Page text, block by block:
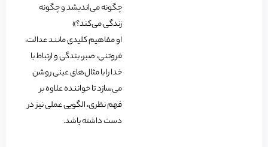
چگونه می‌اندیشد و چگونه
زندگی می‌کند؟»
او مفاهیم کلیدی مانند عدالت،
فروتنی، صبر، بندگی و ارتباط با
خدا را با مثال‌های عینی روشن
می‌سازد تا خواننده علاوه بر
فهم نظری، الگویی عملی نیز در
دست داشته باشد.